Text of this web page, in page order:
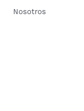
Nosotros